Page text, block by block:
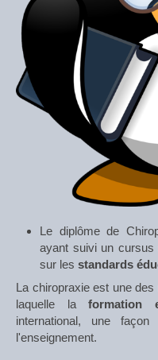
Le diplôme de
ayant suivi un cursus
sur les standards
La chiropraxie est une
laquelle laformation
international, une
l'enseignement.